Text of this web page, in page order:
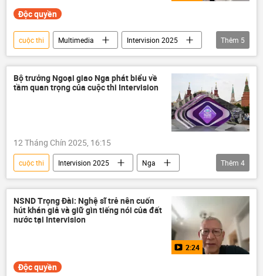
Độc quyền
cuộc thi Multimedia
Intervision 2025
Nga
Moskva
Thế giới
Việt Nam
ca sĩ
Thêm 5
Bộ trưởng Ngoại giao Nga phát biểu về
tầm quan trọng của cuộc thi Intervision
12 Tháng Chín 2025, 16:15
cuộc thi Intervision 2025
Nga
Bộ Ngoại giao Nga
Sergey Lavrov
Thế giới
nghệ thuật
Thêm 4
NSND Trọng Đài: Nghệ sĩ trẻ nên cuốn
hút khán giả và giữ gìn tiếng nói của đất
nước tại Intervision
2:24
Độc quyền